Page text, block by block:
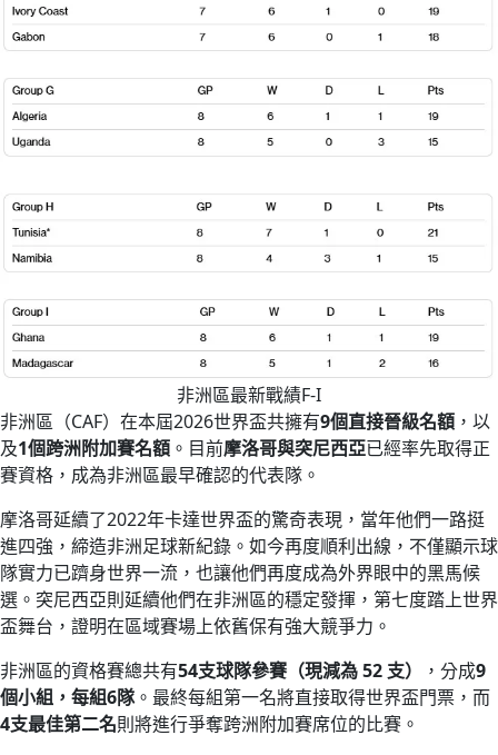
非洲區最新戰績F-I
非洲區（CAF）在本屆2026世界盃共擁有9個直接晉級名額 ，以
及1個跨洲附加賽名額 。目前摩洛哥與突尼西亞已經率先取得正
賽資格，成為非洲區最早確認的代表隊。
摩洛哥延續了2022年卡達世界盃的驚奇表現，當年他們一路挺
進四強，締造非洲足球新紀錄。如今再度順利出線，不僅顯示球
隊實力已躋身世界一流，也讓他們再度成為外界眼中的黑馬候
選。突尼西亞則延續他們在非洲區的穩定發揮，第七度踏上世界
盃舞台，證明在區域賽場上依舊保有強大競爭力。
非洲區的資格賽總共有54支球隊參賽（現減為 52 支） ，分成9
個小組，每組6隊。最終每組第一名將直接取得世界盃門票，而
4支最佳第二名則將進行爭奪跨洲附加賽席位的比賽。